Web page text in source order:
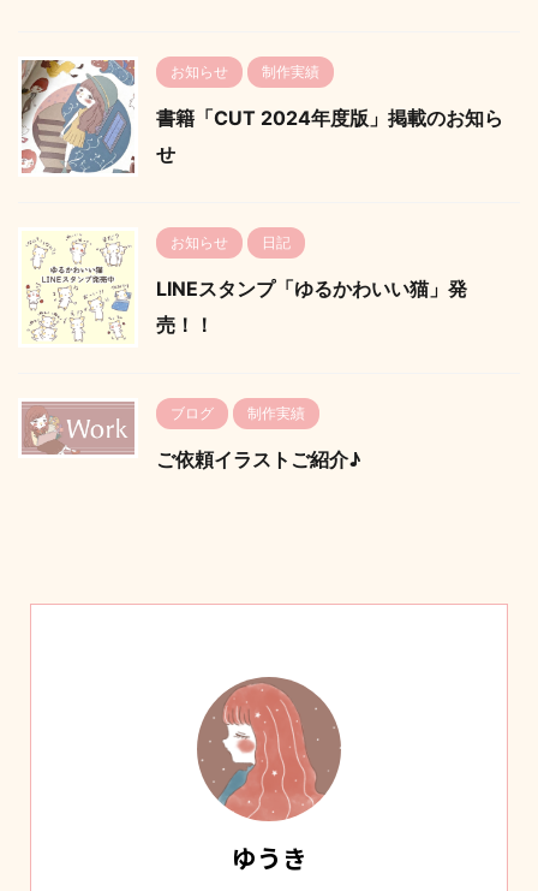
お知らせ 制作実績
書籍「CUT 2024年度版」掲載のお知ら
せ
お知らせ 日記
LINEスタンプ「ゆるかわいい猫」発
売！！
ブログ 制作実績
ご依頼イラストご紹介♪
ゆうき